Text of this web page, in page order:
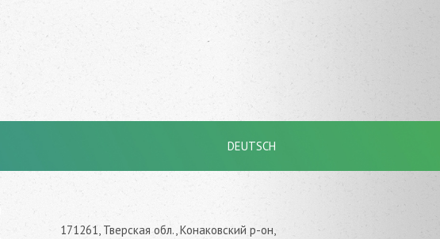
DEUTSCH
171261, Тверская обл., Конаковский р-он,